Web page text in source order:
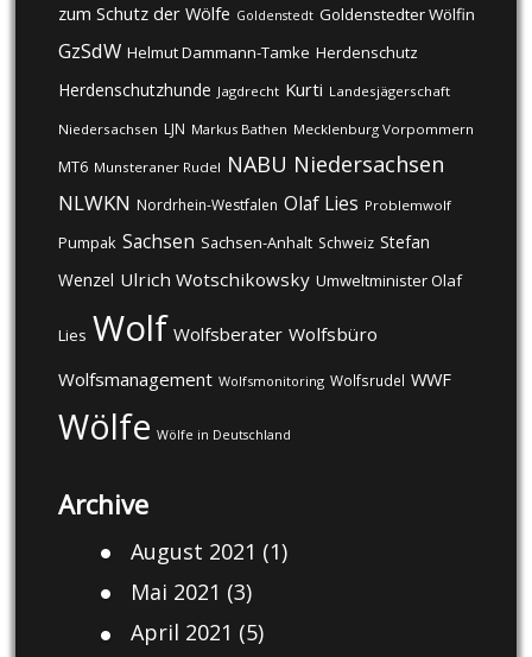
zum Schutz der Wölfe Goldenstedt Goldenstedter Wölfin
GzSdW Helmut Dammann-Tamke Herdenschutz
Herdenschutzhunde Jagdrecht Kurti Landesjägerschaft
Niedersachsen LJN Markus Bathen Mecklenburg Vorpommern
MT6 Munsteraner Rudel NABU Niedersachsen
NLWKN Nordrhein-Westfalen Olaf Lies Problemwolf
Pumpak Sachsen Sachsen-Anhalt Schweiz Stefan
Wenzel Ulrich Wotschikowsky Umweltminister Olaf
Lies Wolf Wolfsberater Wolfsbüro
Wolfsmanagement Wolfsmonitoring Wolfsrudel WWF
Wölfe Wölfe in Deutschland
Archive
August 2021 (1)
Mai 2021 (3)
April 2021 (5)